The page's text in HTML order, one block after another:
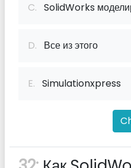
C. SolidWorks
D. Все из этого
E. Simulationxpress